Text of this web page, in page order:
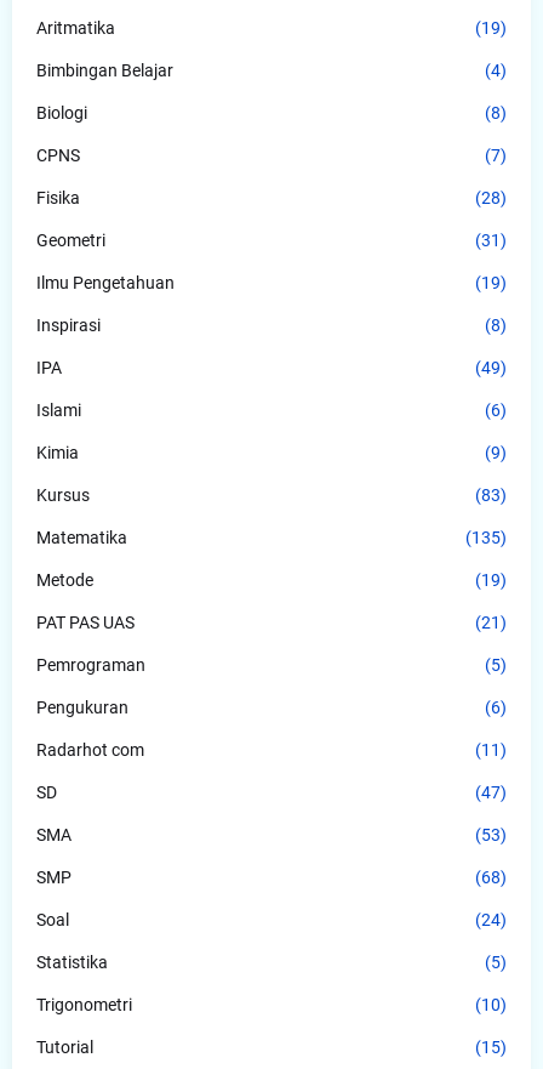
Aritmatika (19)
Bimbingan Belajar (4)
Biologi (8)
CPNS (7)
Fisika (28)
Geometri (31)
Ilmu Pengetahuan (19)
Inspirasi (8)
IPA (49)
Islami (6)
Kimia (9)
Kursus (83)
Matematika (135)
Metode (19)
PAT PAS UAS (21)
Pemrograman (5)
Pengukuran (6)
Radarhot com (11)
SD (47)
SMA (53)
SMP (68)
Soal (24)
Statistika (5)
Trigonometri (10)
Tutorial (15)